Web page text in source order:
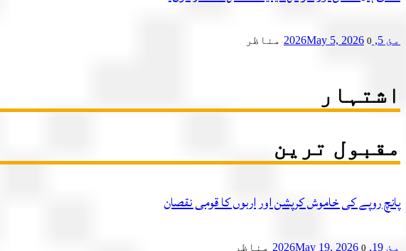
مئ 5, 2026 May 5, 2026 0 مناظر
اشتہار
مقبول ترین
پانچ روپے کی خاموش کرپشن اور اربوں کا قومی نقصان
مئ 19, 2026 May 19, 2026 0 مناظر